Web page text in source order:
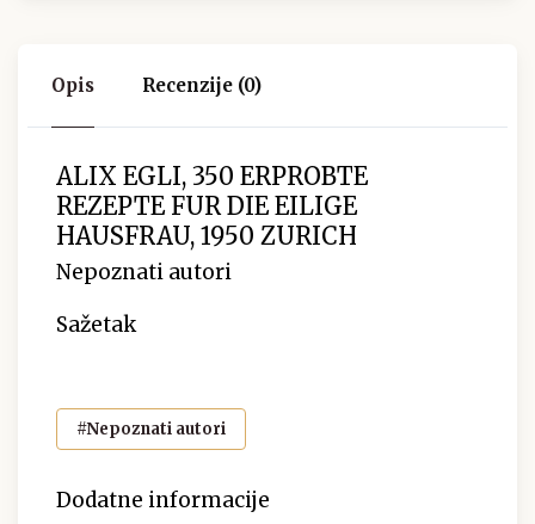
Opis Recenzije (0)
ALIX EGLI, 350 ERPROBTE
REZEPTE FUR DIE EILIGE
HAUSFRAU, 1950 ZURICH
Nepoznati autori
Sažetak
#Nepoznati autori
Dodatne informacije